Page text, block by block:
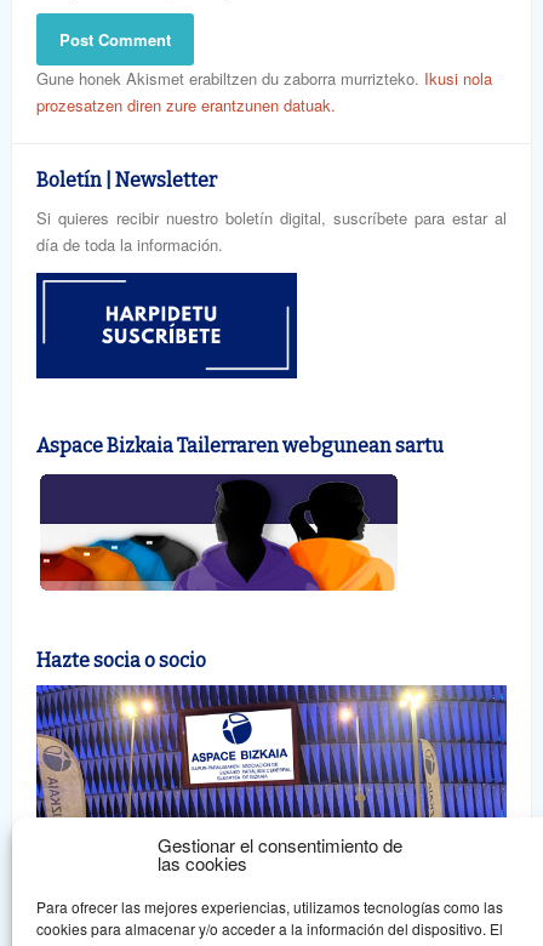
Gestionar el consentimiento de
las cookies
Para ofrecer las mejores experiencias, utilizamos tecnologías como las
cookies para almacenar y/o acceder a la información del dispositivo. El
Gune honek Akismet erabiltzen du zaborra murrizteko. Ikusi nola
prozesatzen diren zure erantzunen datuak.
Boletín | Newsletter
Si quieres recibir nuestro boletín digital, suscríbete para estar al
día de toda la información.
Aspace Bizkaia Tailerraren webgunean sartu
Hazte socia o socio